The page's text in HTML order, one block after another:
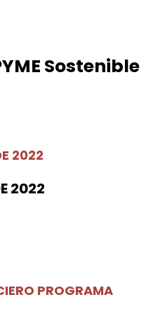
Sostenible
2022